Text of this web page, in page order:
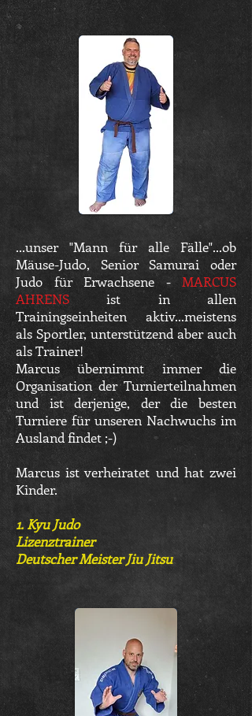
...unser "Mann für alle Fälle"...ob
Mäuse-Jud0, Senior Samurai oder
Judo für Erwachsene - MARCUS
AHRENS ist in allen
Trainingseinheiten aktiv...meistens
als Sportler, unterstützend aber auch
als Trainer!
Marcus übernimmt immer die
Organisation der Turnierteilnahmen
und ist derjenige, der die besten
Turniere für unseren Nachwuchs im
Ausland findet ;-)
Marcus ist verheiratet und hat zwei
Kinder.
1. Kyu Judo
Lizenztrainer
Deutscher Meister Jiu Jitsu